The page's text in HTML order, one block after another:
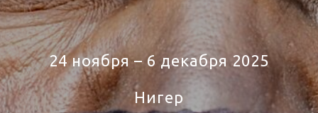
24 ноября – 6 декабря 2025
Нигер